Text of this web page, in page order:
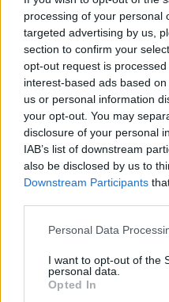
processing of your personal
targeted advertising by us,
section to confirm your
opt-out request is
interest-based ads based
us or personal information
your opt-out. You may
disclosure of your personal
IAB’s list of downstream
also be disclosed by us to
Downstream Participants
Please note that this
not limited to your visit or
grant or deny consent to
use your data for below
Personal Data
I want to opt-out of the
personal data.
Opted In
¿Quién es Chad
durante la serie Los
La biografía de Chad Boyce
GENTE